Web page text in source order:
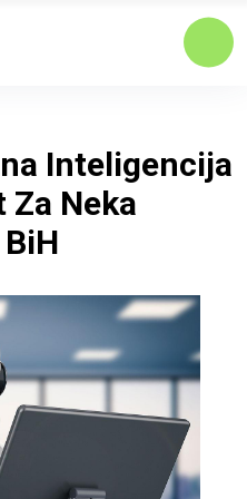
Inteligencija
Za Neka